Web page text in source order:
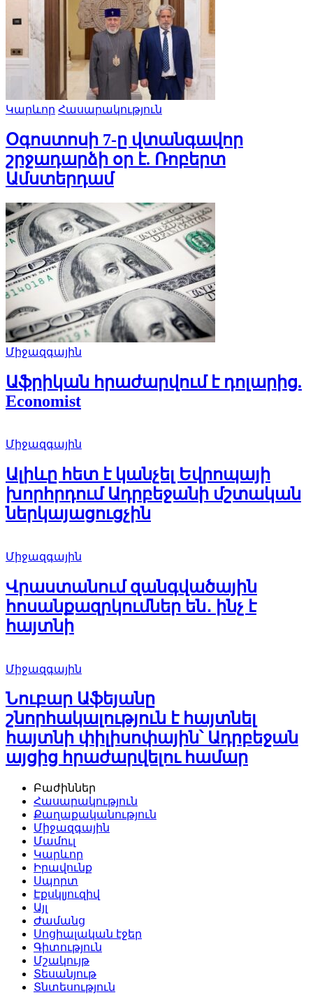
Կարևոր Հասարակություն
Օգոստոսի 7-ը վտանգավոր
շրջադարձի օր է. Ռոբերտ
Ամստերդամ
Միջազգային
Աֆրիկան ​​հրաժարվում է դոլարից.
Economist
Միջազգային
Ալիևը հետ է կանչել Եվրոպայի
խորհրդում Ադրբեջանի մշտական
ներկայացուցչին
Միջազգային
Վրաստանում զանգվածային
հոսանքազրկումներ են․ ինչ է
հայտնի
Միջազգային
Նուբար Աֆեյանը
շնորհակալություն է հայտնել
հայտնի փիլիսոփային՝ Ադրբեջան
այցից հրաժարվելու համար
Բաժիններ
Հասարակություն
Քաղաքականություն
Միջազգային
Մամուլ
Կարևոր
Իրավունք
Սպորտ
Էքսկլյուզիվ
Այլ
Ժամանց
Սոցիալական էջեր
Գիտություն
Մշակույթ
Տեսանյութ
Տնտեսություն